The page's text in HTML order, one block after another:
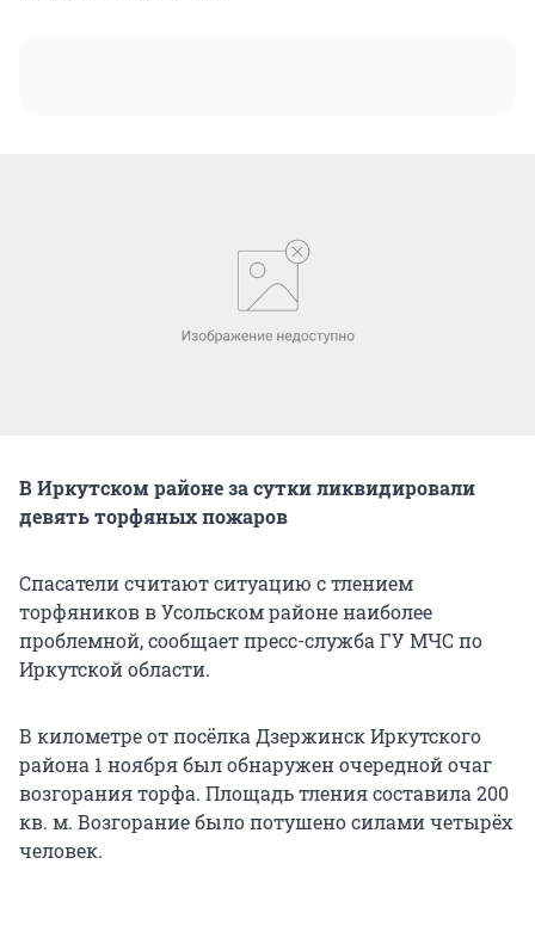
В Иркутском районе за сутки ликвидировали
девять торфяных пожаров
Спасатели считают ситуацию с тлением
торфяников в Усольском районе наиболее
проблемной, сообщает пресс-служба ГУ МЧС по
Иркутской области.
В километре от посёлка Дзержинск Иркутского
района 1 ноября был обнаружен очередной очаг
возгорания торфа. Площадь тления составила 200
кв. м. Возгорание было потушено силами четырёх
человек.